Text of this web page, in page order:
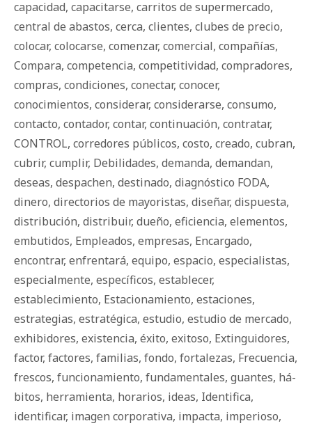
capacidad, capacitarse, carritos de supermercado,
central de abastos, cerca, clientes, clubes de precio,
colocar, colocarse, comenzar, comercial, compañías,
Compara, competencia, competitividad, compradores,
compras, condiciones, conectar, conocer,
conocimientos, considerar, considerarse, consumo,
contacto, contador, contar, continuación, contratar,
CONTROL, corredores públicos, costo, creado, cubran,
cubrir, cumplir, Debilidades, demanda, demandan,
deseas, despachen, destinado, diagnóstico FODA,
dinero, directorios de mayoristas, diseñar, dispuesta,
distribución, distribuir, dueño, eficiencia, elementos,
embutidos, Empleados, empresas, Encargado,
encontrar, enfrentará, equipo, espacio, especialistas,
especialmente, específicos, establecer,
establecimiento, Estacionamiento, estaciones,
estrategias, estratégica, estudio, estudio de mercado,
exhibidores, existencia, éxito, exitoso, Extinguidores,
factor, factores, familias, fondo, fortalezas, Frecuencia,
frescos, funcionamiento, fundamentales, guantes, há­
bi­tos, herramienta, horarios, ideas, Identifica,
identificar, imagen corporativa, impacta, imperioso,